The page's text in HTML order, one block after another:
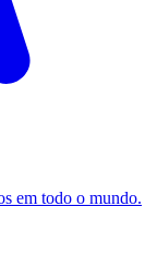
em todo o mundo.